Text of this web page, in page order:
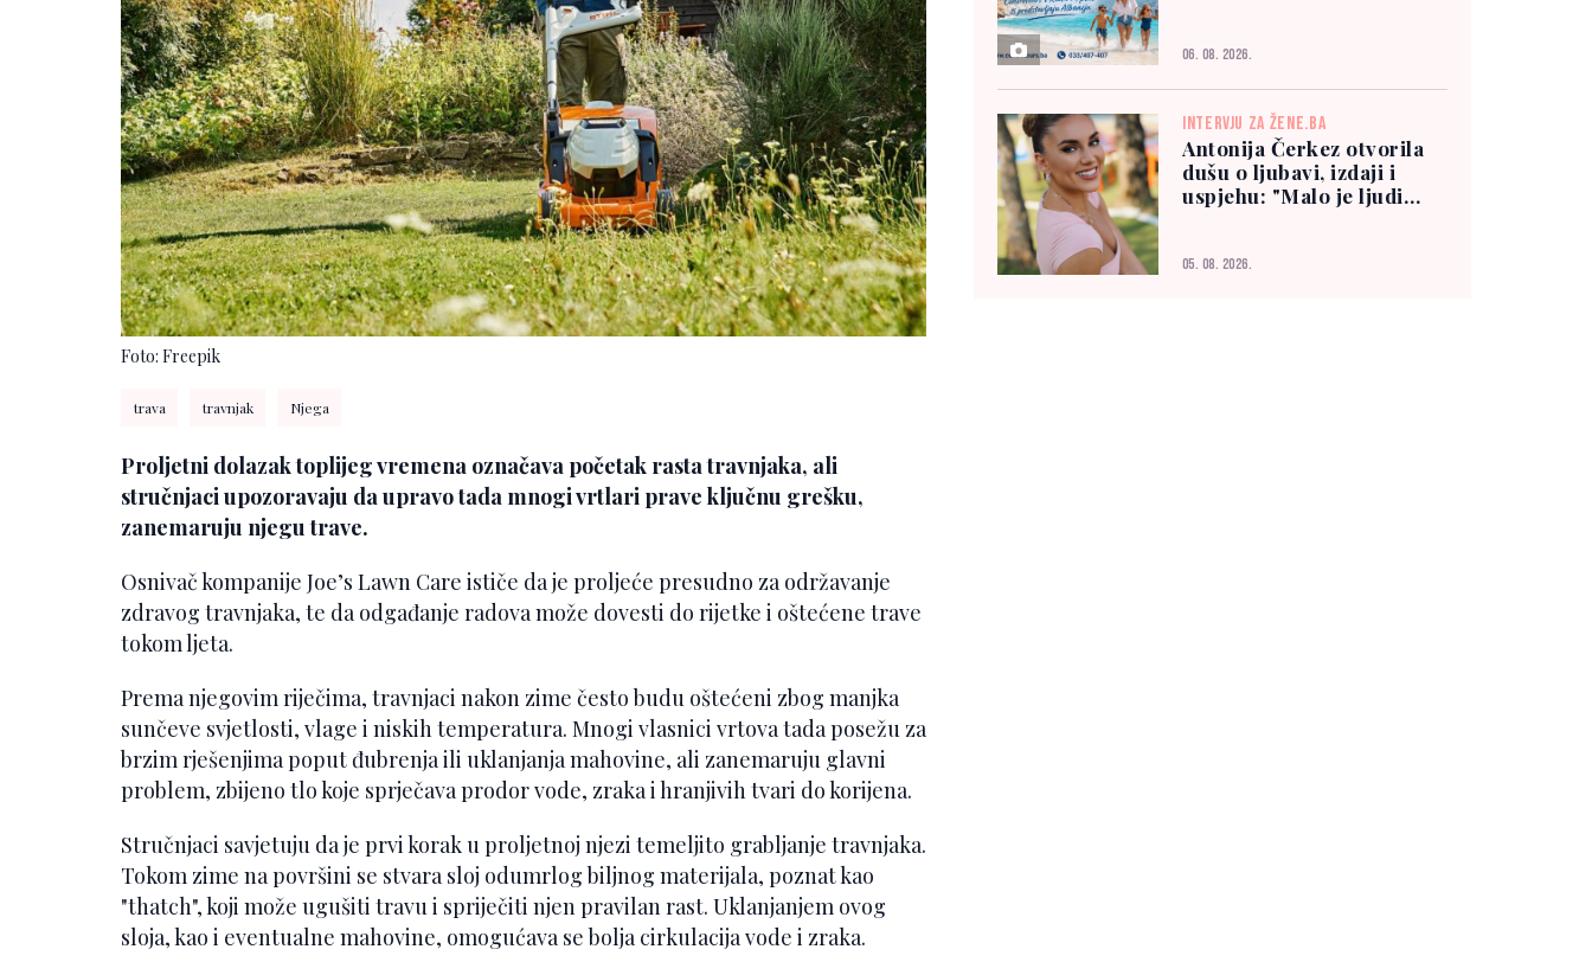
Foto: Freepik
trava travnjak Njega
Proljetni dolazak toplijeg vremena označava početak rasta travnjaka, ali
stručnjaci upozoravaju da upravo tada mnogi vrtlari prave ključnu grešku,
zanemaruju njegu trave.
Osnivač kompanije Joe’s Lawn Care ističe da je proljeće presudno za održavanje
zdravog travnjaka, te da odgađanje radova može dovesti do rijetke i oštećene trave
tokom ljeta.
Prema njegovim riječima, travnjaci nakon zime često budu oštećeni zbog manjka
sunčeve svjetlosti, vlage i niskih temperatura. Mnogi vlasnici vrtova tada posežu za
brzim rješenjima poput đubrenja ili uklanjanja mahovine, ali zanemaruju glavni
problem, zbijeno tlo koje sprječava prodor vode, zraka i hranjivih tvari do korijena.
Stručnjaci savjetuju da je prvi korak u proljetnoj njezi temeljito grabljanje travnjaka.
Tokom zime na površini se stvara sloj odumrlog biljnog materijala, poznat kao
"thatch", koji može ugušiti travu i spriječiti njen pravilan rast. Uklanjanjem ovog
sloja, kao i eventualne mahovine, omogućava se bolja cirkulacija vode i zraka.
06. 08. 2026.
INTERVJU ZA ŽENE.BA
Antonija Čerkez otvorila
dušu o ljubavi, izdaji i
uspjehu: "Malo je ljudi
05. 08. 2026.